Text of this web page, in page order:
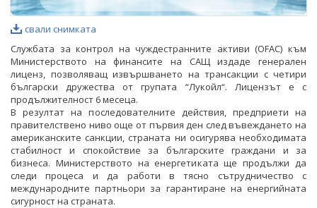
свали снимката
Службата за контрол на чуждестранните активи (OFAC) към
Министерството на финансите на САЩ издаде генерален
лиценз, позволяващ извършването на трансакции с четири
български дружества от групата “Лукойл“. Лицензът е с
продължителност 6 месеца.
В резултат на последователните действия, предприети на
правителствено ниво още от първия ден след въвеждането на
американските санкции, страната ни осигурява необходимата
стабилност и спокойствие за българските граждани и за
бизнеса. Министерството на енергетиката ще продължи да
следи процеса и да работи в тясно сътрудничество с
международните партньори за гарантиране на енергийната
сигурност на страната.